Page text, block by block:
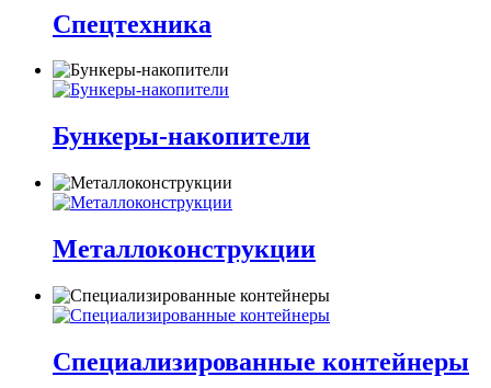
Спецтехника
Бункеры-накопители
Металлоконструкции
Специализированные контейнеры